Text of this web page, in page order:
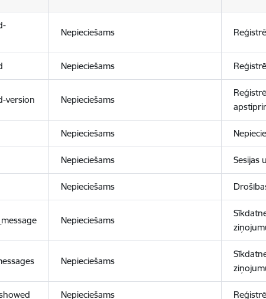
Nepieciešams
Nepieciešams
version Nepieciešams
Nepieciešams
Nepieciešams Sesijas
Nepieciešams
Nepieciešams
Nepieciešams
Nepieciešams